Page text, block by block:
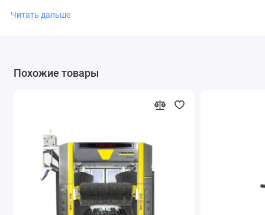
Направляющие из нержавеющей стали для перемещения
Двигатели привода портала и щеток с преобразователями
Комплект ходовых рельсов портала (2х9 м)
верхнее профилированное сопло сушилки (2х3 кВт),
которое при работе отслеживает контур автомобиля
Система, предотвращающая опрокидывание портала при
наезде машины
Унифицированная системная плата управления с
поддержкой полного набора функций
Читать дальше
Похожие товары